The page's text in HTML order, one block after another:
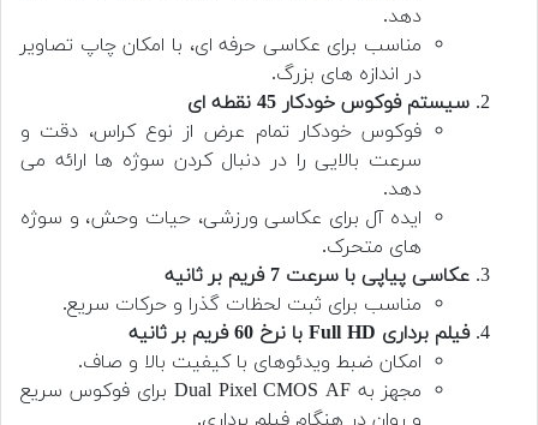
دهد.
مناسب برای عکاسی حرفه ای، با امکان چاپ تصاویر
در اندازه های بزرگ.
سیستم فوکوس خودکار 45 نقطه ای
فوکوس خودکار تمام عرض از نوع کراس، دقت و
سرعت بالایی را در دنبال کردن سوژه ها ارائه می
دهد.
ایده آل برای عکاسی ورزشی، حیات وحش، و سوژه
های متحرک.
عکاسی پیاپی با سرعت 7 فریم بر ثانیه
مناسب برای ثبت لحظات گذرا و حرکات سریع.
فیلم برداری Full HD با نرخ 60 فریم بر ثانیه
امکان ضبط ویدئوهای با کیفیت بالا و صاف.
مجهز به Dual Pixel CMOS AF برای فوکوس سریع